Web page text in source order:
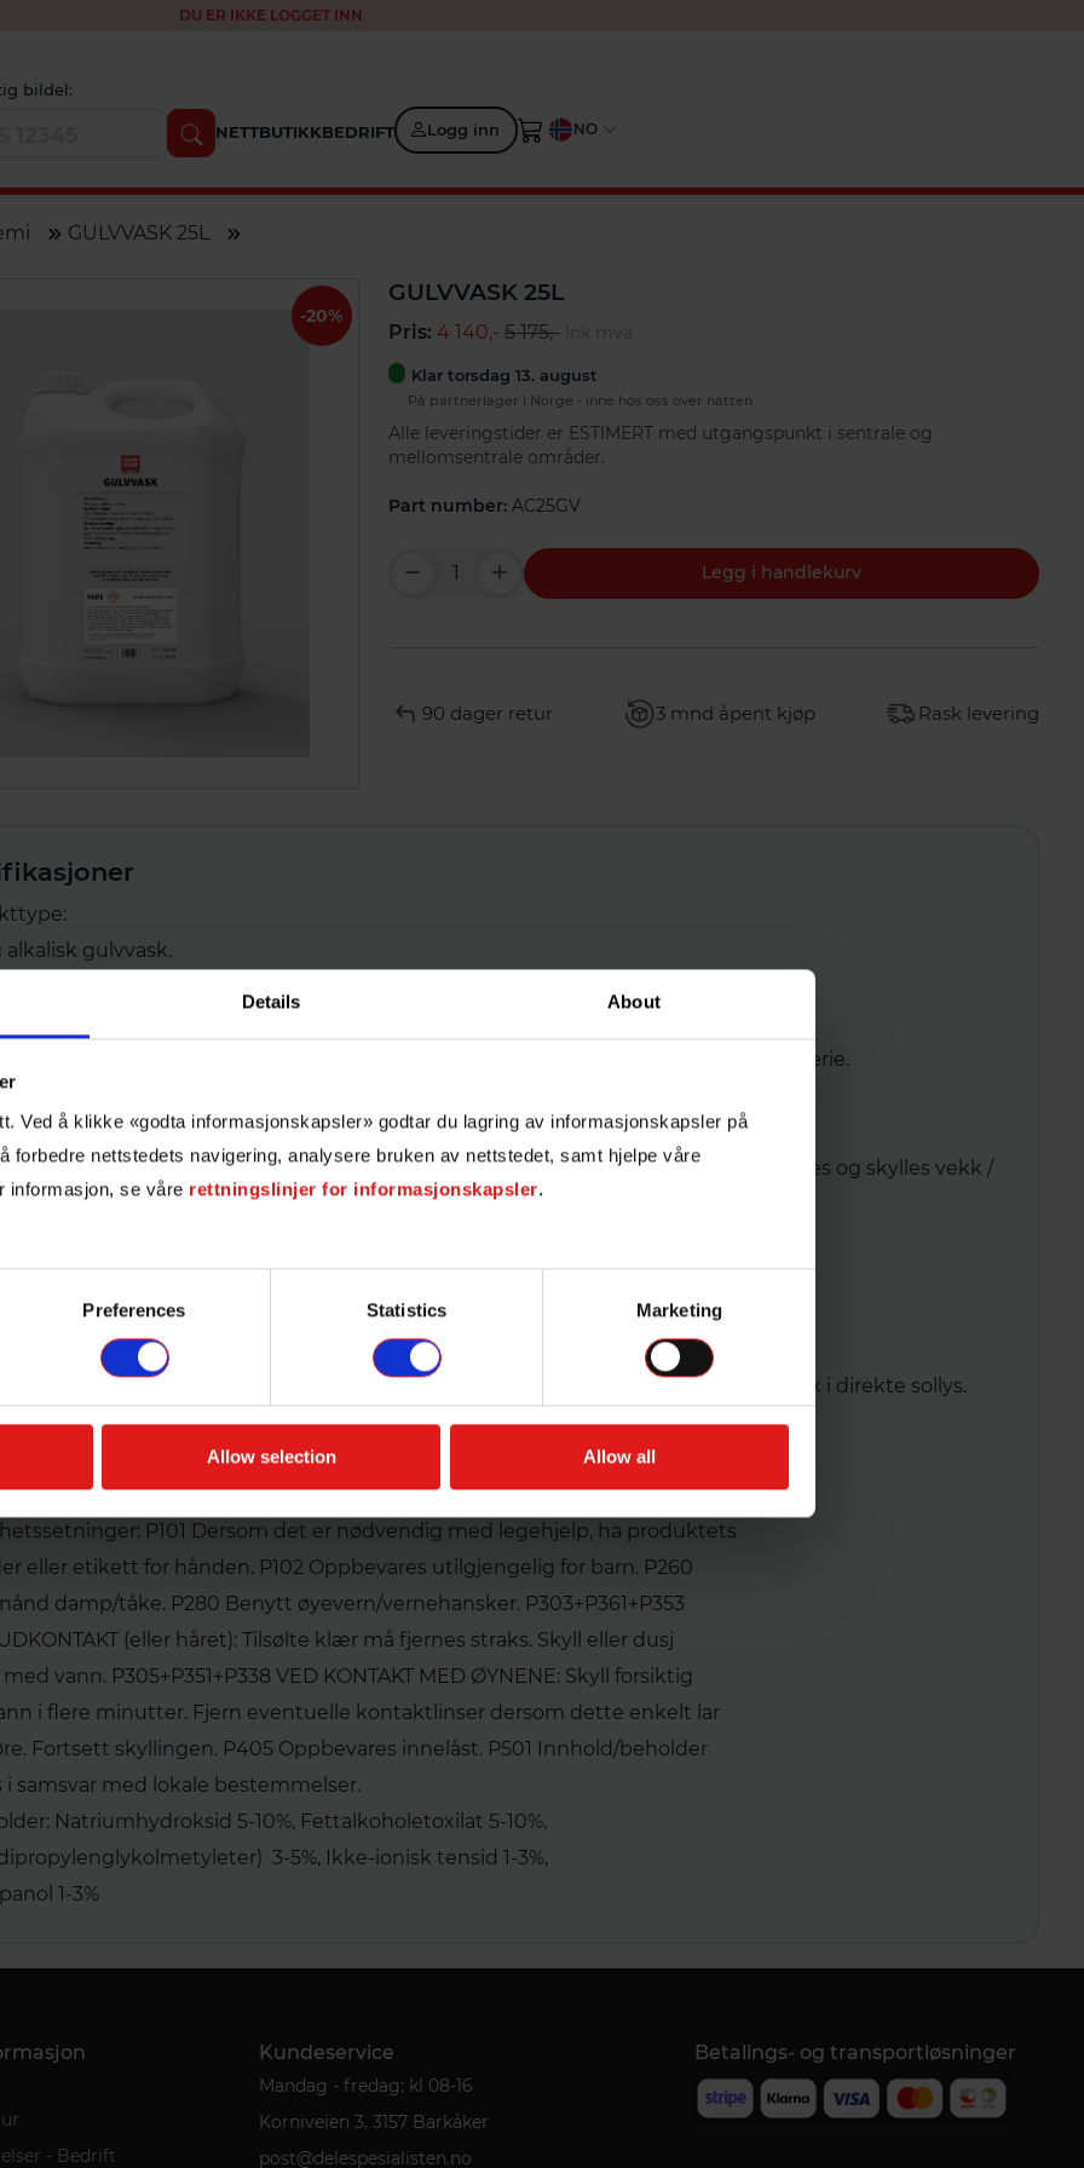
Details About
Ved å klikke «godta informasjonskapsler» godtar du lagring av informasjonskapsler på
forbedre nettstedets navigering, analysere bruken av nettstedet, samt hjelpe våre
informasjon, se våre rettningslinjer for informasjonskapsler.
Preferences Statistics Marketing
Allow selection Allow all
DU ER IKKE LOGGET INN
bildel:
NETTBUTIKKBEDRIFT Logg inn NO
GULVVASK 25L
-20%
GULVVASK 25L
Pris: 4 140,- 5 175,-
Klar torsdag 13. august
På partnerlager i Norge - inne hos oss over natten
Alle leveringstider er ESTIMERT med utgangspunkt i sentrale og
mellomsentrale områder.
Part number: AC25GV
Legg i handlekurv
90 dager retur 3 mnd åpent kjøp Rask levering
alkalisk gulvvask.
alkalisk vaskemiddel for verkstedgulv. Løsner effektivt opp organisk materie.
utblandet i gulvvaskemaskin. Kan og påføres gulvflater med pumpekanne. Skrubbes og skylles vekk /
3-5%, avhengig av smussforhold.
påføres varme overflater, avkjøl eventuelt lakk med kaldt vann før vask. Unngå bruk i direkte sollys.
virke, men ikke tørke inn.
H314 Gir alvorlige etseskader på hud og øyne.
P101 Dersom det er nødvendig med legehjelp, ha produktets
eller etikett for hånden. P102 Oppbevares utilgjengelig for barn. P260
damp/tåke. P280 Benytt øyevern/vernehansker. P303+P361+P353
(eller håret): Tilsølte klær må fjernes straks. Skyll eller dusj
vann. P305+P351+P338 VED KONTAKT MED ØYNENE: Skyll forsiktig
i flere minutter. Fjern eventuelle kontaktlinser dersom dette enkelt lar
Fortsett skyllingen. P405 Oppbevares innelåst. P501 Innhold/beholder
i samsvar med lokale bestemmelser.
Natriumhydroksid 5-10%, Fettalkoholetoxilat 5-10%,
3-5%, Ikke-ionisk tensid 1-3%,
1-3%
- Bedrift
Kundeservice
Mandag - fredag: kl 08-16
Korniveien 3, 3157 Barkåker
post@delespesialisten.no
Betalings- og transportløsninger